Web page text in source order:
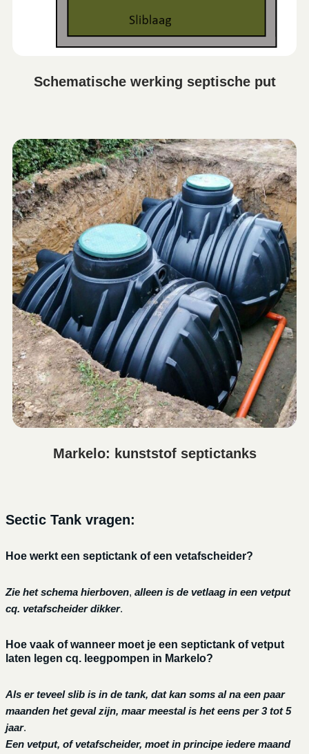
Schematische werking septische put
Markelo: kunststof septictanks
Sectic Tank vragen:
Hoe werkt een septictank of een vetafscheider?
Zie het schema hierboven, alleen is de vetlaag in een vetput
cq. vetafscheider dikker.
Hoe vaak of wanneer moet je een septictank of vetput
laten legen cq. leegpompen in Markelo?
Als er teveel slib is in de tank, dat kan soms al na een paar
maanden het geval zijn, maar meestal is het eens per 3 tot 5
jaar.
Een vetput, of vetafscheider, moet in principe iedere maand